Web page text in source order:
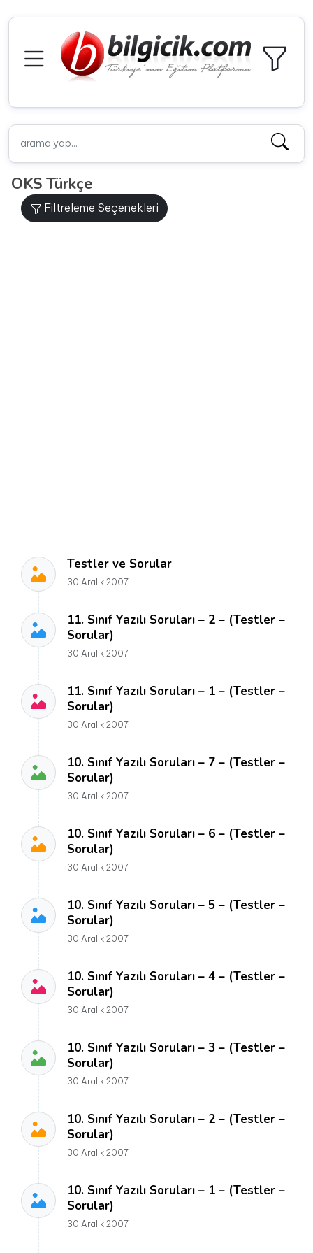
OKS Türkçe
Filtreleme Seçenekleri
Testler ve Sorular
30 Aralık 2007
11. Sınıf Yazılı Soruları – 2 – (Testler –
Sorular)
30 Aralık 2007
11. Sınıf Yazılı Soruları – 1 – (Testler –
Sorular)
30 Aralık 2007
10. Sınıf Yazılı Soruları – 7 – (Testler –
Sorular)
30 Aralık 2007
10. Sınıf Yazılı Soruları – 6 – (Testler –
Sorular)
30 Aralık 2007
10. Sınıf Yazılı Soruları – 5 – (Testler –
Sorular)
30 Aralık 2007
10. Sınıf Yazılı Soruları – 4 – (Testler –
Sorular)
30 Aralık 2007
10. Sınıf Yazılı Soruları – 3 – (Testler –
Sorular)
30 Aralık 2007
10. Sınıf Yazılı Soruları – 2 – (Testler –
Sorular)
30 Aralık 2007
10. Sınıf Yazılı Soruları – 1 – (Testler –
Sorular)
30 Aralık 2007